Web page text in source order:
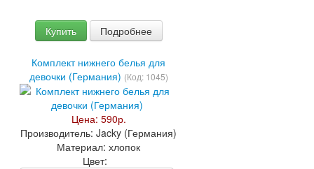
Купить Подробнее
Комплект нижнего белья для
девочки (Германия) (Код: 1045)
Цена: 590р.
Производитель:Jacky (Германия)
Материал: хлопок
Цвет: